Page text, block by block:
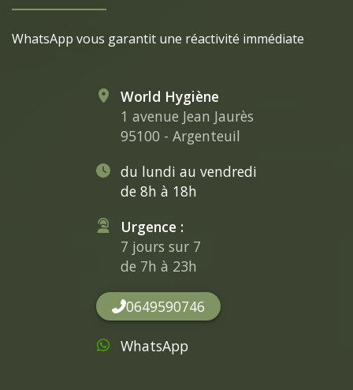
WhatsApp vous garantit une réactivité immédiate
World Hygiène
1 avenue Jean Jaurès
95100 - Argenteuil
du lundi au vendredi
de 8h à 18h
Urgence :
7 jours sur 7
de 7h à 23h
0649590746
WhatsApp